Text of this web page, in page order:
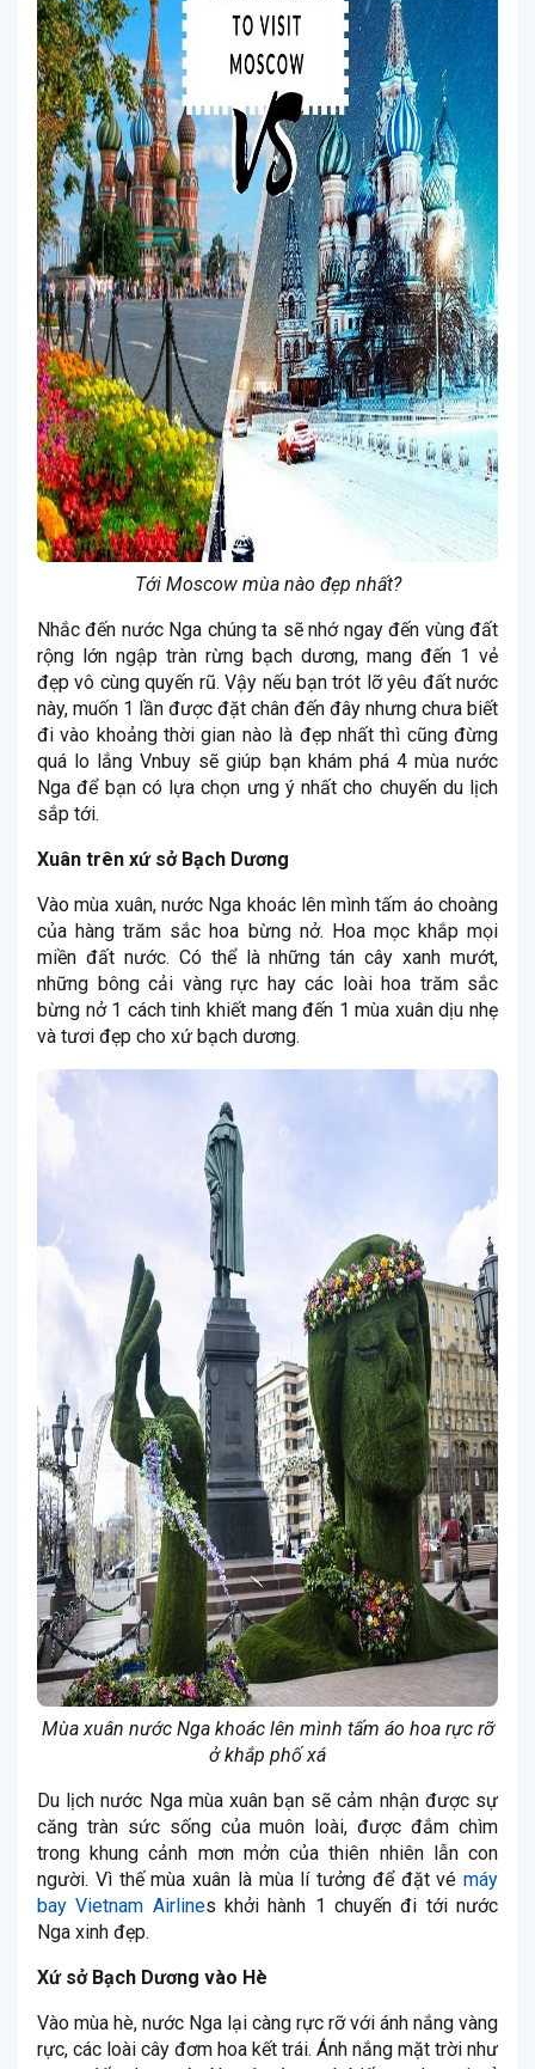
Tới Moscow mùa nào đẹp nhất?
Nhắc đến nước Nga chúng ta sẽ nhớ ngay đến vùng đất
rộng lớn ngập tràn rừng bạch dương, mang đến 1 vẻ
đẹp vô cùng quyến rũ. Vậy nếu bạn trót lỡ yêu đất nước
này, muốn 1 lần được đặt chân đến đây nhưng chưa biết
đi vào khoảng thời gian nào là đẹp nhất thì cũng đừng
quá lo lắng Vnbuy sẽ giúp bạn khám phá 4 mùa nước
Nga để bạn có lựa chọn ưng ý nhất cho chuyến du lịch
sắp tới.
Xuân trên xứ sở Bạch Dương
Vào mùa xuân, nước Nga khoác lên mình tấm áo choàng
của hàng trăm sắc hoa bừng nở. Hoa mọc khắp mọi
miền đất nước. Có thể là những tán cây xanh mướt,
những bông cải vàng rực hay các loài hoa trăm sắc
bừng nở 1 cách tinh khiết mang đến 1 mùa xuân dịu nhẹ
và tươi đẹp cho xứ bạch dương.
Mùa xuân nước Nga khoác lên mình tấm áo hoa rực rỡ
ở khắp phố xá
Du lịch nước Nga mùa xuân bạn sẽ cảm nhận được sự
căng tràn sức sống của muôn loài, được đắm chìm
trong khung cảnh mơn mởn của thiên nhiên lẫn con
người. Vì thế mùa xuân là mùa lí tưởng để đặt vé máy
bay Vietnam Airlines khởi hành 1 chuyến đi tới nước
Nga xinh đẹp.
Xứ sở Bạch Dương vào Hè
Vào mùa hè, nước Nga lại càng rực rỡ với ánh nắng vàng
rực, các loài cây đơm hoa kết trái. Ánh nắng mặt trời như